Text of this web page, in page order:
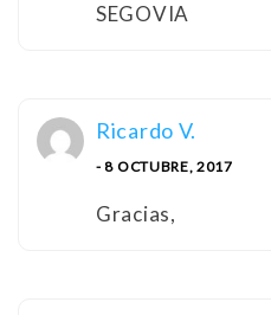
SEGOVIA
Ricardo V.
- 8 OCTUBRE, 2017
Gracias,